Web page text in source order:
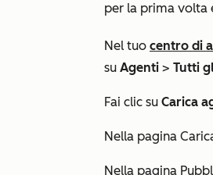
per la prima volta
Nel tuo centro di
su Agenti > Tutti
Fai clic su Carica
Nella pagina
Nella pagina